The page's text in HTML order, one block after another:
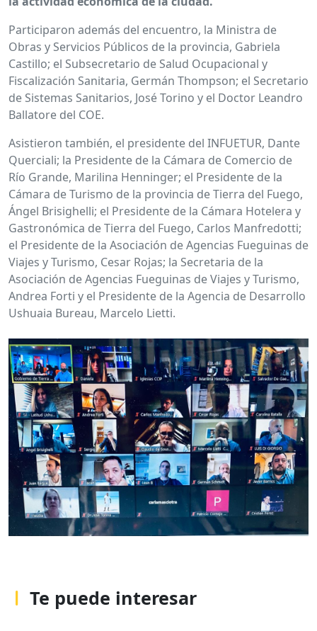
Participaron además del encuentro, la Ministra de
Obras y Servicios Públicos de la provincia, Gabriela
Castillo; el Subsecretario de Salud Ocupacional y
Fiscalización Sanitaria, Germán Thompson; el Secretario
de Sistemas Sanitarios, José Torino y el Doctor Leandro
Ballatore del COE.
Asistieron también, el presidente del INFUETUR, Dante
Querciali; la Presidente de la Cámara de Comercio de
Río Grande, Marilina Henninger; el Presidente de la
Cámara de Turismo de la provincia de Tierra del Fuego,
Ángel Brisighelli; el Presidente de la Cámara Hotelera y
Gastronómica de Tierra del Fuego, Carlos Manfredotti;
el Presidente de la Asociación de Agencias Fueguinas de
Viajes y Turismo, Cesar Rojas; la Secretaria de la
Asociación de Agencias Fueguinas de Viajes y Turismo,
Andrea Forti y el Presidente de la Agencia de Desarrollo
Ushuaia Bureau, Marcelo Lietti.
Te puede interesar